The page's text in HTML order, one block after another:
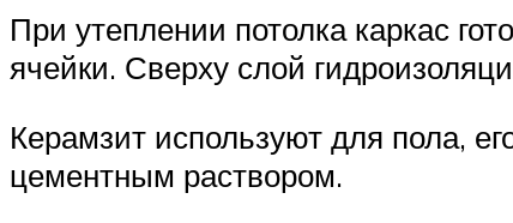
При утеплении потолка каркас
ячейки. Сверху слой
Керамзит используют для пола,
цементным раствором.